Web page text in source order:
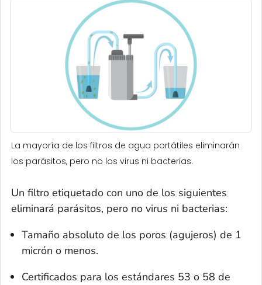
La mayoría de los filtros de agua portátiles eliminarán
los parásitos, pero no los virus ni bacterias.
Un filtro etiquetado con uno de los siguientes
eliminará parásitos, pero no virus ni bacterias:
Tamaño absoluto de los poros (agujeros) de 1
micrón o menos.
Certificados para los estándares 53 o 58 de